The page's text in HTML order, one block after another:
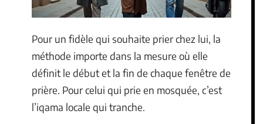
Pour un fidèle qui souhaite prier chez lui, la
méthode importe dans la mesure où elle
définit le début et la fin de chaque fenêtre de
prière. Pour celui qui prie en mosquée, c’est
l’iqama locale qui tranche.